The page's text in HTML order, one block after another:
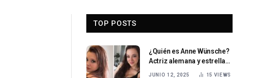
TOP POSTS
¿Quién es Anne Wünsche?
Actriz alemana y estrella
de las redes sociales
JUNIO 12, 2025 15 VIEWS